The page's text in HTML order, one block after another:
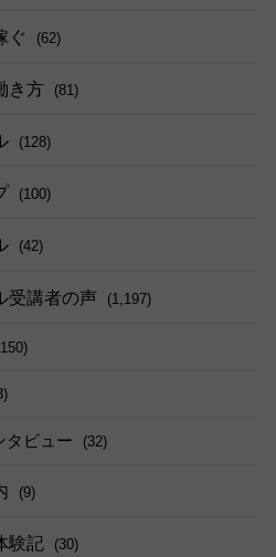
ぐ (62)
き方 (81)
(128)
(100)
(42)
受講者の声 (1,197)
タビュー (32)
(9)
験記 (30)